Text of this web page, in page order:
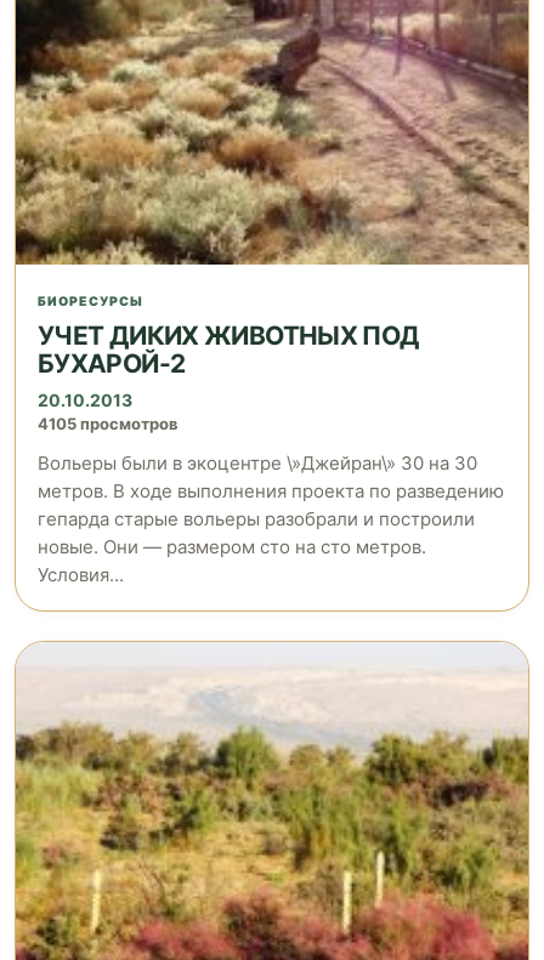
БИОРЕСУРСЫ
УЧЕТ ДИКИХ ЖИВОТНЫХ ПОД
БУХАРОЙ-2
20.10.2013
4105 просмотров
Вольеры были в экоцентре \»Джейран\» 30 на 30
метров. В ходе выполнения проекта по разведению
гепарда старые вольеры разобрали и построили
новые. Они — размером сто на сто метров.
Условия...